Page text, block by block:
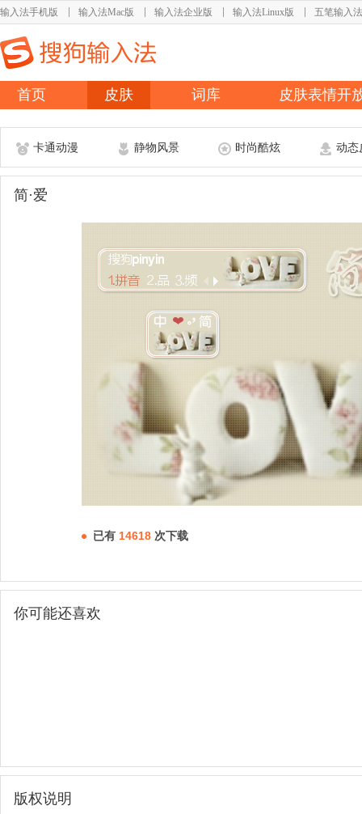
输入法手机版 输入法Mac版 输入法企业版 输入法Linux版 五笔输入法
首页 皮肤 词库 皮肤表情开
卡通动漫 静物风景 时尚酷炫 动态
简·爱
已有 14618 次下载
你可能还喜欢
版权说明